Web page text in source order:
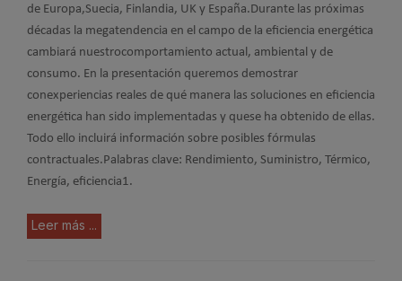
de Europa,Suecia, Finlandia, UK y España.Durante las próximas
décadas la megatendencia en el campo de la eficiencia energética
cambiará nuestrocomportamiento actual, ambiental y de
consumo. En la presentación queremos demostrar
conexperiencias reales de qué manera las soluciones en eficiencia
energética han sido implementadas y quese ha obtenido de ellas.
Todo ello incluirá información sobre posibles fórmulas
contractuales.Palabras clave: Rendimiento, Suministro, Térmico,
Energía, eficiencia1.
Leer más ...